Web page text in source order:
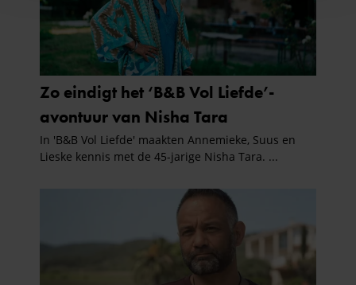
en om ons websiteverkeer te analyseren. Ook delen we
informatie over uw gebruik van onze site met onze
partners voor social media, adverteren en analyse. Deze
partners kunnen deze gegevens combineren met andere
informatie die u aan ze heeft verstrekt of die ze hebben
verzameld op basis van uw gebruik van hun services. U
gebruiken.